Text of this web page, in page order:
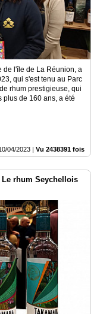
de l'île de La Réunion, a
qui s'est tenu au Parc
rhum prestigieuse, qui
de 160 ans, a été
04/2023 | Vu 2438391 fois
Le rhum Seychellois